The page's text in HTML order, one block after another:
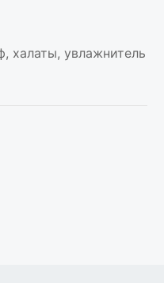
халаты, увлажнитель